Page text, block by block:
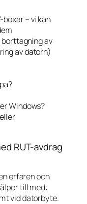
– vi kan
av
av datorn)
Windows?
RUT-avdrag
erfaren och
till med:
vid datorbyte.